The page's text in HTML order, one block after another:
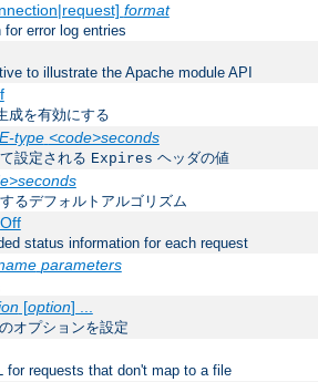
format
error log entries
to illustrate the Apache module API
成を有効にする
type <code>seconds
設定される Expires ヘッダの値
るデフォルトアルゴリズム
status information for each request
parameters
[option] ...
のオプションを設定
for requests that don't map to a file